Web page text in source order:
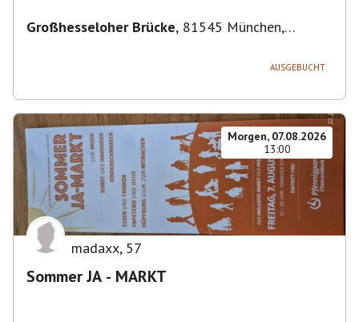
Großhesseloher Brücke, 81545 München,
AUSGEBUCHT
Morgen, 07.08.2026
13:00
madaxx, 57
Sommer JA - MARKT